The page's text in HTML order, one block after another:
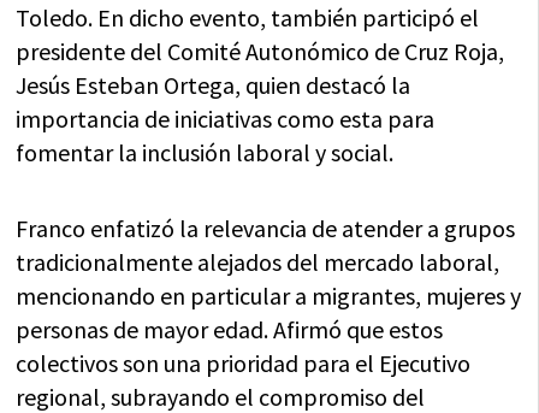
Toledo. En dicho evento, también participó el
presidente del Comité Autonómico de Cruz Roja,
Jesús Esteban Ortega, quien destacó la
importancia de iniciativas como esta para
fomentar la inclusión laboral y social.
Franco enfatizó la relevancia de atender a grupos
tradicionalmente alejados del mercado laboral,
mencionando en particular a migrantes, mujeres y
personas de mayor edad. Afirmó que estos
colectivos son una prioridad para el Ejecutivo
regional, subrayando el compromiso del